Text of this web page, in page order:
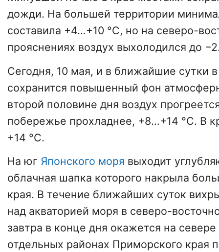
дожди. На большей территории
составила +4…+10 °С, но на северо-
прояснениях воздух выхолодился до
Сегодня, 10 мая, и в ближайшие сутки
сохранится повышенный фон
второй половине дня воздух
побережье прохладнее, +8…+14 °С. В
+14 °С.
На юг Японского моря выходит
облачная шапка которого накрыла
края. В течение ближайших суток
над акваторией моря в северо-
завтра в конце дня окажется на
отдельных районах Приморского края